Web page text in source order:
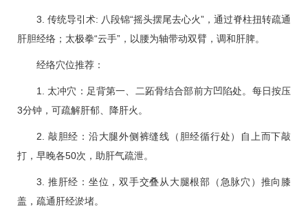
3. 传统导引术: 八段锦“摇头摆尾去心火”，通过脊柱扭转疏通
肝胆经络；太极拳“云手”，以腰为轴带动双臂，调和肝脾。
经络穴位推荐：
1. 太冲穴：足背第一、二跖骨结合部前方凹陷处。每日按压
3分钟，可疏解肝郁、降肝火。
2. 敲胆经：沿大腿外侧裤缝线（胆经循行处）自上而下敲
打，早晚各50次，助肝气疏泄。
3. 推肝经：坐位，双手交叠从大腿根部（急脉穴）推向膝
盖，疏通肝经淤堵。